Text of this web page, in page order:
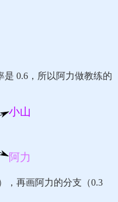
0.6，所以阿力做教练的
，再画阿力的分支（0.3